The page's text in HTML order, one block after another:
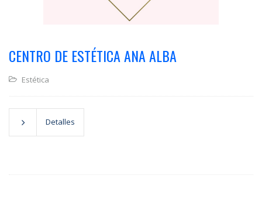
CENTRO DE ESTÉTICA ANA ALBA
Estética
Detalles